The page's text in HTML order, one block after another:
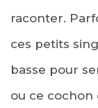
raconter.
ces petits
basse pour
ou ce cochon